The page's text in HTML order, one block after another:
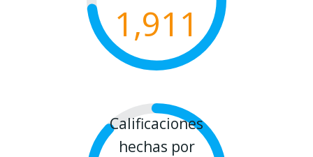
1,911
Calificaciones
hechas por